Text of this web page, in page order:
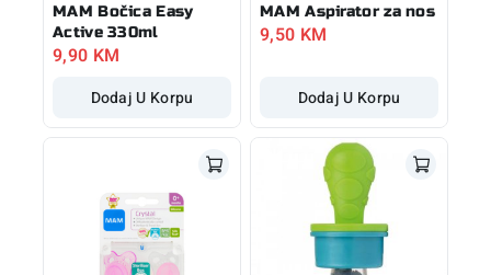
MAM Bočica Easy
Active 330ml
9,90 KM
Dodaj U Korpu
MAM Aspirator za nos
9,50 KM
Dodaj U Korpu